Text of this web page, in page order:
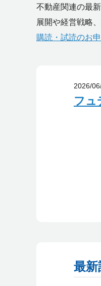
不動産関連の最
展開や経営戦略
購読・試読のお
2026/
フュ
最新